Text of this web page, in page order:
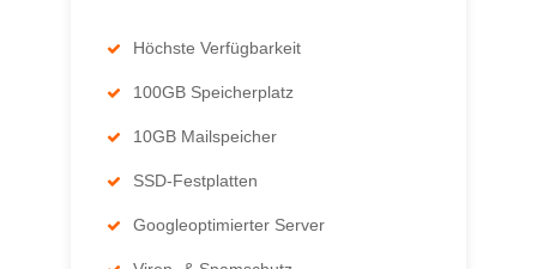
Höchste Verfügbarkeit
100GB Speicherplatz
10GB Mailspeicher
SSD-Festplatten
Googleoptimierter Server